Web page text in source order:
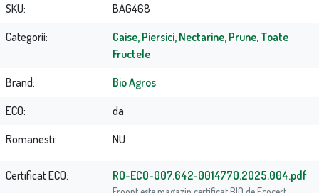
SKU
BAG468
Categorii
Caise, Piersici, Nectarine, Prune, Toate
Fructele
Brand
Bio Agros
ECO
da
Romanesti
NU
Certificat ECO RO-ECO-007.642-0014770.2025.004.pdf